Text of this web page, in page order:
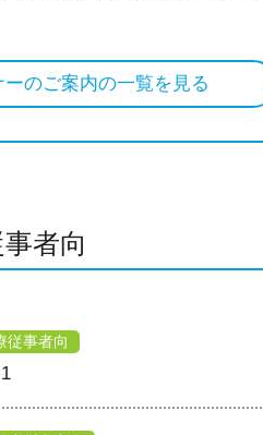
のご案内の一覧を見る
者向
従事者向